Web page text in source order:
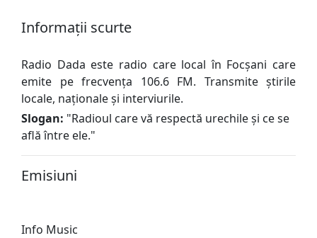
Informații scurte
Radio Dada este radio care local în Focșani care
emite pe frecvența 106.6 FM. Transmite știrile
locale, naționale și interviurile.
Slogan: "Radioul care vă respectă urechile și ce se
află între ele."
Emisiuni
Info Music